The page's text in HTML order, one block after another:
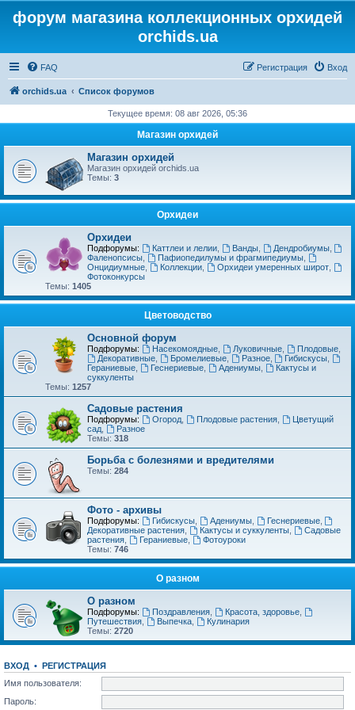
форум магазина коллекционных орхидей
orchids.ua
FAQ Вход
Регистрация
orchids.ua Список форумов
Текущее время: 08 авг 2026, 05:36
Магазин орхидей
Магазин орхидей
Магазин орхидей orchids.ua
Темы: 3
Орхидеи
Орхидеи
Подфорумы: Каттлеи и лелии, Ванды, Дендробиумы,
Фаленопсисы
Пафиопедилумы и фрагмипедиумы,
Онцидиумные
Коллекции, Орхидеи умеренных широт,
Фотоконкурсы
Темы: 1405
Цветоводство
Основной форум
Подфорумы: Насекомоядные, Луковичные, Плодовые,
Декоративные, Бромелиевые, Разное, Гибискусы
Гераниевые
Геснериевые, Адениумы,
Кактусы и
суккуленты
Темы: 1257
Садовые растения
Подфорумы: Огород, Плодовые растения,
Цветущий
сад
Разное
Темы: 318
Борьба с болезнями и вредителями
Темы: 284
Фото - архивы
Подфорумы: Гибискусы, Адениумы, Геснериевые,
Декоративные растения
Кактусы и суккуленты,
Садовые
растения
Гераниевые,
Фотоуроки
Темы: 746
О разном
О разном
Подфорумы: Поздравления, Красота, здоровье,
Путешествия
Выпечка,
Кулинария
Темы: 2720
ВХОД • РЕГИСТРАЦИЯ
Имя пользователя:
Пароль: